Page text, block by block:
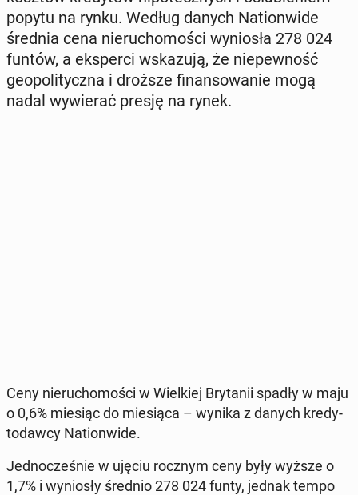
popytu na rynku. Według danych Na­tion­wi­de
średnia cena nie­ru­cho­mo­ści wy­nio­sła 278 024
funtów, a eks­per­ci wska­zu­ją, że nie­pew­ność
geo­po­li­tycz­na i droższe fi­nan­so­wa­nie mogą
nadal wy­wie­rać presję na rynek.
Ceny nie­ru­cho­mo­ści w Wiel­kiej Bry­ta­nii spadły w maju
o 0,6% miesiąc do mie­sią­ca – wynika z danych kre­dy­
to­daw­cy Na­tion­wi­de.
Jed­no­cze­śnie w ujęciu rocznym ceny były wyższe o
1,7% i wy­nio­sły średnio 278 024 funty, jednak tempo